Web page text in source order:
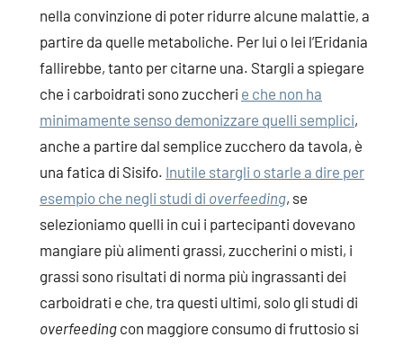
nella convinzione di poter ridurre alcune malattie, a
partire da quelle metaboliche. Per lui o lei l’Eridania
fallirebbe, tanto per citarne una. Stargli a spiegare
che i carboidrati sono zuccheri e che non ha
minimamente senso demonizzare quelli semplici,
anche a partire dal semplice zucchero da tavola, è
una fatica di Sisifo. Inutile stargli o starle a dire per
esempio che negli studi di overfeeding, se
selezioniamo quelli in cui i partecipanti dovevano
mangiare più alimenti grassi, zuccherini o misti, i
grassi sono risultati di norma più ingrassanti dei
carboidrati e che, tra questi ultimi, solo gli studi di
overfeeding con maggiore consumo di fruttosio si